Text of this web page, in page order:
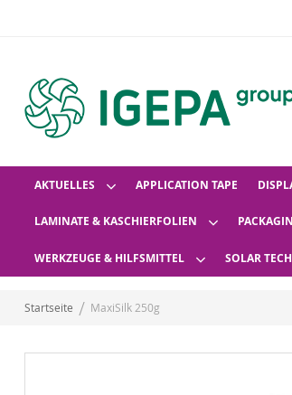
AKTUELLES APPLICATION TAPE
LAMINATE & KASCHIERFOLIEN
WERKZEUGE & HILFSMITTEL SOLAR
Startseite MaxiSilk 250g